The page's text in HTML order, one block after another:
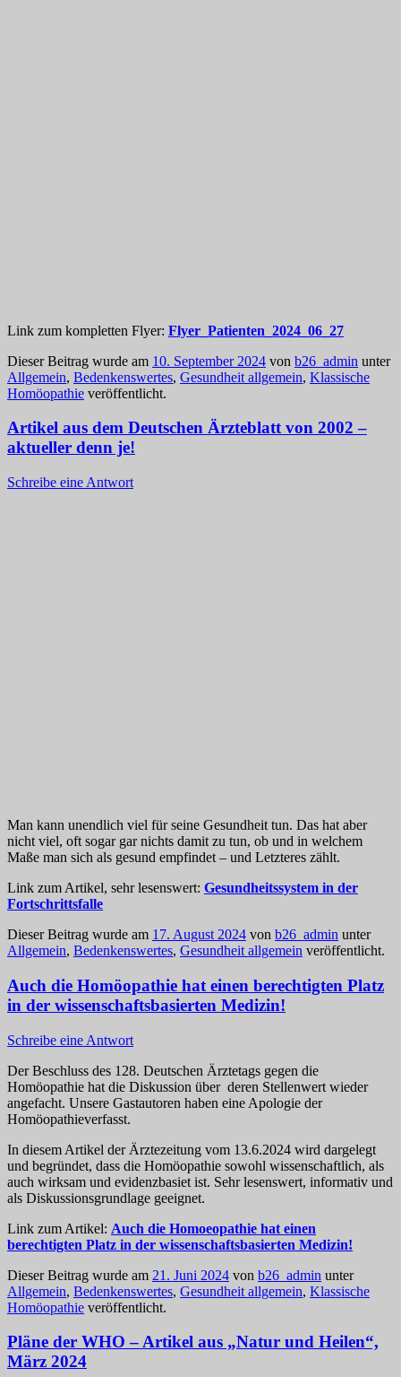
Link zum kompletten Flyer: Flyer_Patienten_2024_06_27
Dieser Beitrag wurde am 10. September 2024 von b26_admin unter
Allgemein, Bedenkenswertes, Gesundheit allgemein, Klassische
Homöopathie veröffentlicht.
Artikel aus dem Deutschen Ärzteblatt von 2002 –
aktueller denn je!
Schreibe eine Antwort
Man kann unendlich viel für seine Gesundheit tun. Das hat aber
nicht viel, oft sogar gar nichts damit zu tun, ob und in welchem
Maße man sich als gesund empfindet – und Letzteres zählt.
Link zum Artikel, sehr lesenswert: Gesundheitssystem in der
Fortschrittsfalle
Dieser Beitrag wurde am 17. August 2024 von b26_admin unter
Allgemein, Bedenkenswertes, Gesundheit allgemein veröffentlicht.
Auch die Homöopathie hat einen berechtigten Platz
in der wissenschaftsbasierten Medizin!
Schreibe eine Antwort
Der Beschluss des 128. Deutschen Ärztetags gegen die
Homöopathie hat die Diskussion über deren Stellenwert wieder
angefacht. Unsere Gastautoren haben eine Apologie der
Homöopathieverfasst.
In diesem Artikel der Ärztezeitung vom 13.6.2024 wird dargelegt
und begründet, dass die Homöopathie sowohl wissenschaftlich, als
auch wirksam und evidenzbasiet ist. Sehr lesenswert, informativ und
als Diskussionsgrundlage geeignet.
Link zum Artikel: Auch die Homoeopathie hat einen
berechtigten Platz in der wissenschaftsbasierten Medizin!
Dieser Beitrag wurde am 21. Juni 2024 von b26_admin unter
Allgemein, Bedenkenswertes, Gesundheit allgemein, Klassische
Homöopathie veröffentlicht.
Pläne der WHO – Artikel aus „Natur und Heilen“,
März 2024